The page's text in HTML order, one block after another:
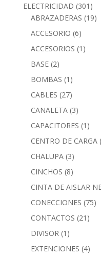
ELECTRICIDAD (301)
ABRAZADERAS (19)
ACCESORIO (6)
ACCESORIOS (1)
BASE (2)
BOMBAS (1)
CABLES (27)
CANALETA (3)
CAPACITORES (1)
CENTRO DE CARGA
CHALUPA (3)
CINCHOS (8)
CINTA DE AISLAR
CONECCIONES (75)
CONTACTOS (21)
DIVISOR (1)
EXTENCIONES (4)